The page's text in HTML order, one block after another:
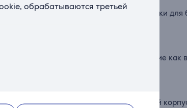
обрабатываются третьей
конструкции, где отдельные динамики для
захватывающее прослушивание как
или городских приключений. Прочный